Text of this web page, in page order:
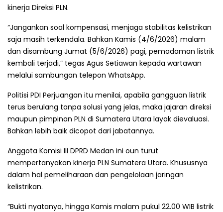
kinerja Direksi PLN.
“Jangankan soal kompensasi, menjaga stabilitas kelistrikan
saja masih terkendala. Bahkan Kamis (4/6/2026) malam
dan disambung Jumat (5/6/2026) pagi, pemadaman listrik
kembali terjadi,” tegas Agus Setiawan kepada wartawan
melalui sambungan telepon WhatsApp.
Politisi PDI Perjuangan itu menilai, apabila gangguan listrik
terus berulang tanpa solusi yang jelas, maka jajaran direksi
maupun pimpinan PLN di Sumatera Utara layak dievaluasi.
Bahkan lebih baik dicopot dari jabatannya.
Anggota Komisi III DPRD Medan ini oun turut
mempertanyakan kinerja PLN Sumatera Utara. Khususnya
dalam hal pemeliharaan dan pengelolaan jaringan
kelistrikan.
“Bukti nyatanya, hingga Kamis malam pukul 22.00 WIB listrik